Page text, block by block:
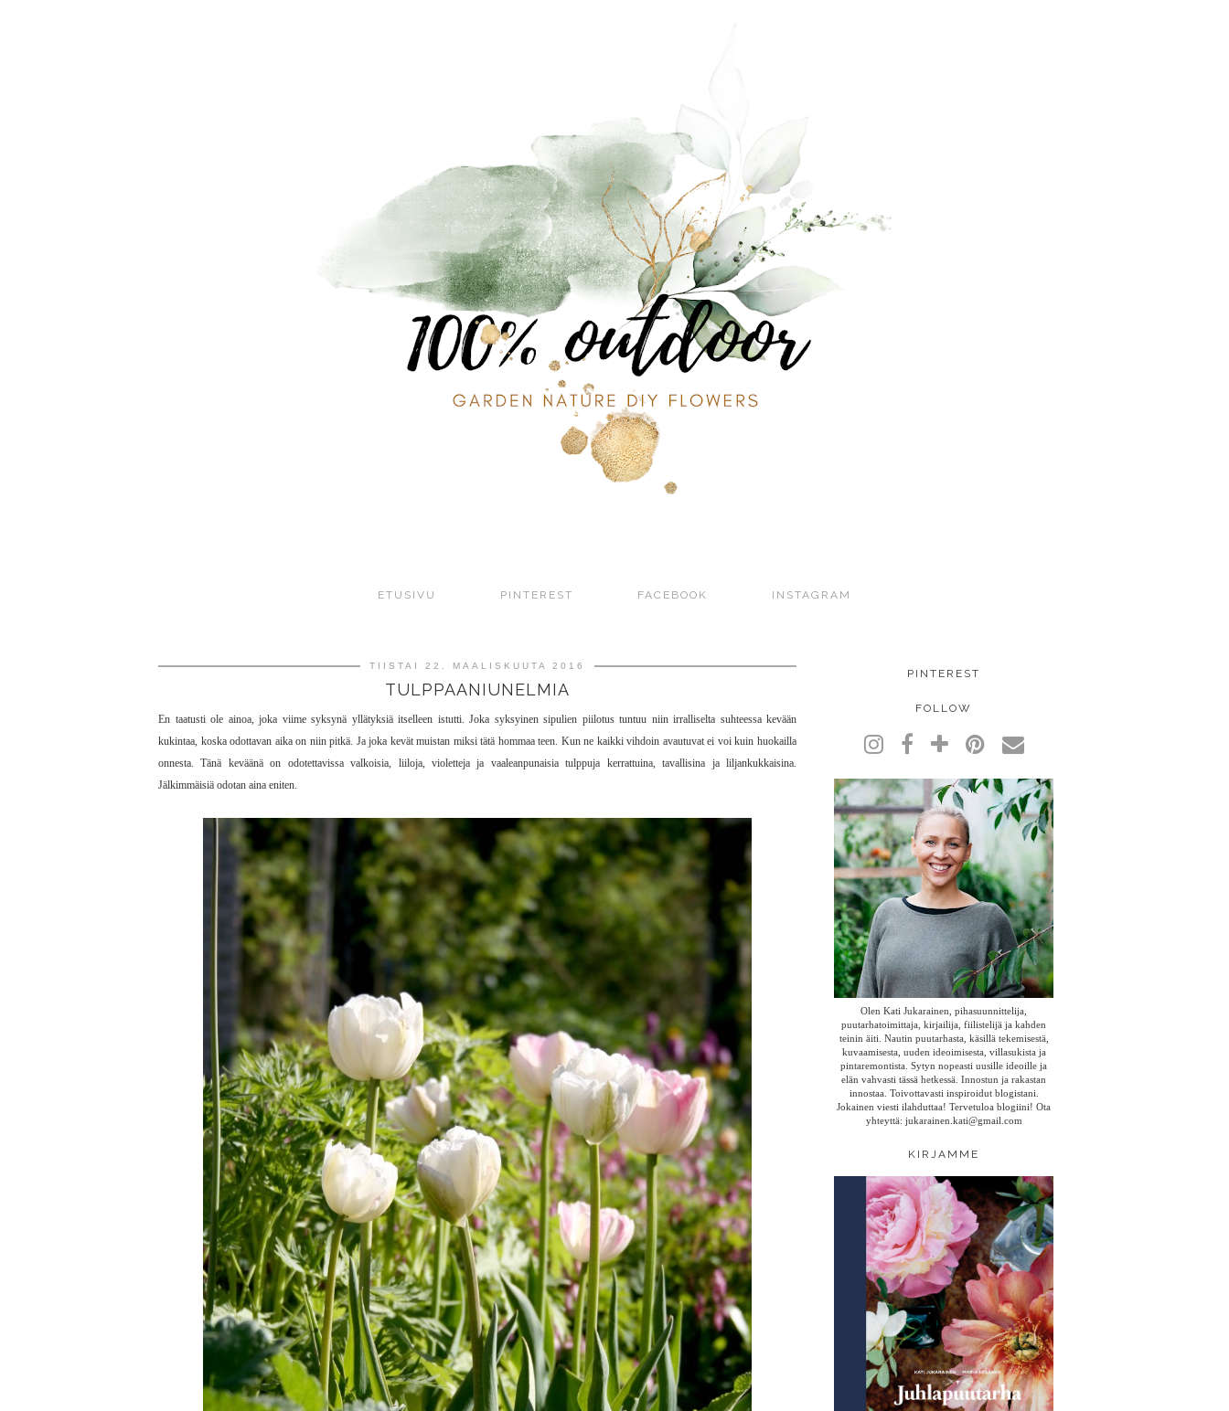
ETUSIVU PINTEREST FACEBOOK INSTAGRAM
TIISTAI 22. MAALISKUUTA 2016
TULPPAANIUNELMIA
En taatusti ole ainoa, joka viime syksynä yllätyksiä itselleen istutti. Joka syksyinen sipulien piilotus tuntuu niin irralliselta suhteessa kevään
kukintaa, koska odottavan aika on niin pitkä. Ja joka kevät muistan miksi tätä hommaa teen. Kun ne kaikki vihdoin avautuvat ei voi kuin huokailla
onnesta. Tänä keväänä on odotettavissa valkoisia, liiloja, violetteja ja vaaleanpunaisia tulppuja kerrattuina, tavallisina ja liljankukkaisina.
Jälkimmäisiä odotan aina eniten.
PINTEREST
FOLLOW
Olen Kati Jukarainen, pihasuunnittelija,
puutarhatoimittaja, kirjailija, fiilistelijä ja kahden
teinin äiti. Nautin puutarhasta, käsillä tekemisestä,
kuvaamisesta, uuden ideoimisesta, villasukista ja
pintaremontista. Sytyn nopeasti uusille ideoille ja
elän vahvasti tässä hetkessä. Innostun ja rakastan
innostaa. Toivottavasti inspiroidut blogistani.
Jokainen viesti ilahduttaa! Tervetuloa blogiini! Ota
yhteyttä: jukarainen.kati@gmail.com
KIRJAMME